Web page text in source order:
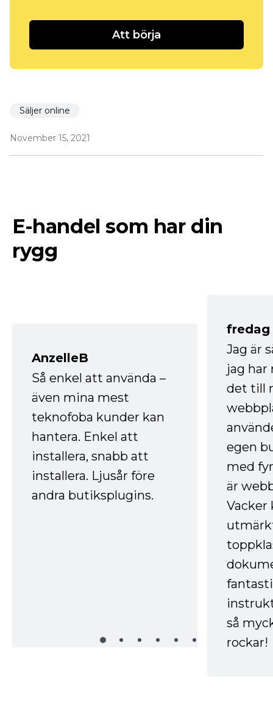
Att börja
Säljer online
November 15, 2021
E-handel som har din
rygg
AnzelleB
Så enkel att använda –
även mina mest
teknofoba kunder kan
hantera. Enkel att
installera, snabb att
installera. Ljusår före
andra butiksplugins.
fredag
Jag är
jag
det till
egen
med
är
Vacker
så
rockar!